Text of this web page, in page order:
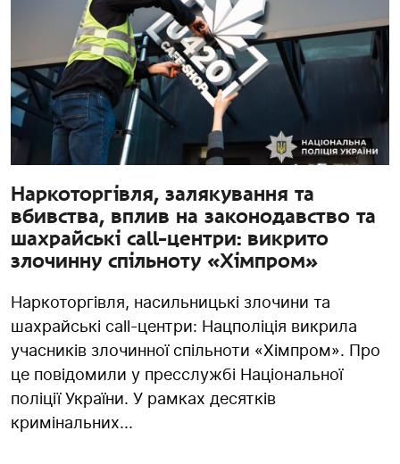
Наркоторгівля, залякування та
вбивства, вплив на законодавство та
шахрайські call-центри: викрито
злочинну спільноту «Хімпром»
Наркоторгівля, насильницькі злочини та
шахрайські call-центри: Нацполіція викрила
учасників злочинної спільноти «Хімпром». Про
це повідомили у пресслужбі Національної
поліції України. У рамках десятків
кримінальних...